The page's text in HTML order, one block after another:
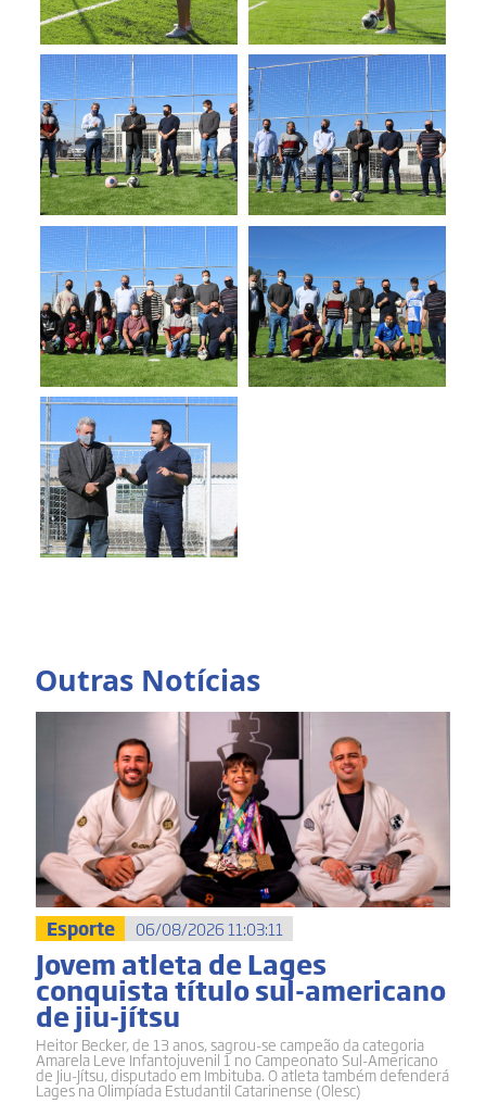
Outras Notícias
Esporte 06/08/2026 11:03:11
Jovem atleta de Lages
conquista título sul-americano
de jiu-jítsu
Heitor Becker, de 13 anos, sagrou-se campeão da categoria
Amarela Leve Infantojuvenil 1 no Campeonato Sul-Americano
de Jiu-Jítsu, disputado em Imbituba. O atleta também defenderá
Lages na Olimpíada Estudantil Catarinense (Olesc)